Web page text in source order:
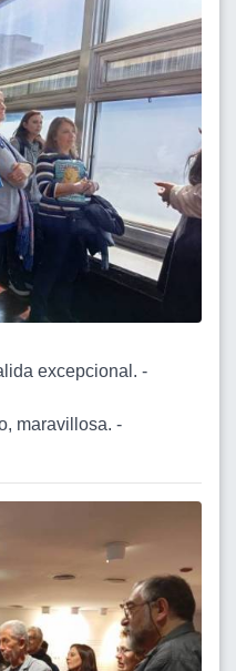
excepcional. -
maravillosa. -